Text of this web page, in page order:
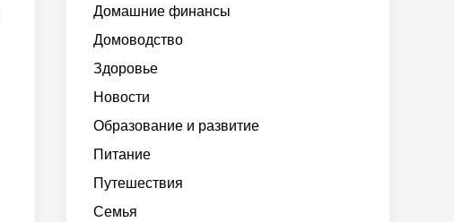
Домашние финансы
Домоводство
Здоровье
Новости
Образование и развитие
Питание
Путешествия
Семья